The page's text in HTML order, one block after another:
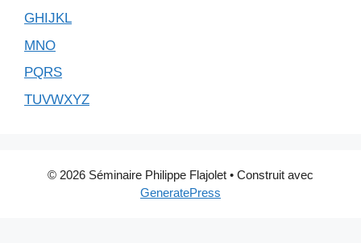
GHIJKL
MNO
PQRS
TUVWXYZ
© 2026 Séminaire Philippe Flajolet • Construit avec
GeneratePress